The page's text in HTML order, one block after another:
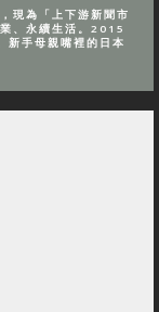
現為「上下游新聞市
、永續生活。2015
新手母親嘴裡的日本